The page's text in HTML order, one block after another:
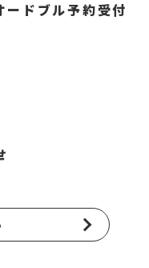
ードブル予約受付